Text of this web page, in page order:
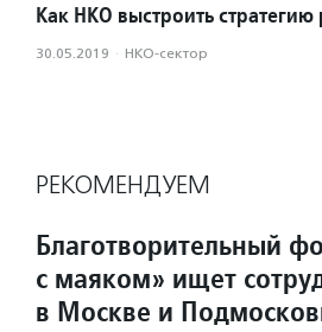
Как НКО выстроить стратегию
30.05.2019 · НКО-сектор
РЕКОМЕНДУЕМ
Благотворительный
с маяком» ищет
в Москве и